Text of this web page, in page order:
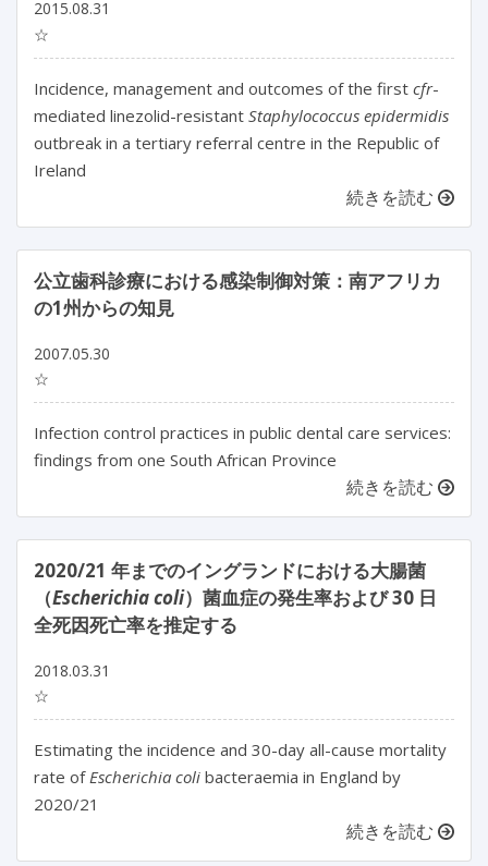
2015.08.31
☆
Incidence, management and outcomes of the first cfr-
mediated linezolid-resistant Staphylococcus epidermidis
outbreak in a tertiary referral centre in the Republic of
Ireland
続きを読む
公立歯科診療における感染制御対策：南アフリカ
の1州からの知見
2007.05.30
☆
Infection control practices in public dental care services:
findings from one South African Province
続きを読む
2020/21 年までのイングランドにおける大腸菌
（Escherichia coli）菌血症の発生率および 30 日
全死因死亡率を推定する
2018.03.31
☆
Estimating the incidence and 30-day all-cause mortality
rate of Escherichia coli bacteraemia in England by
2020/21
続きを読む